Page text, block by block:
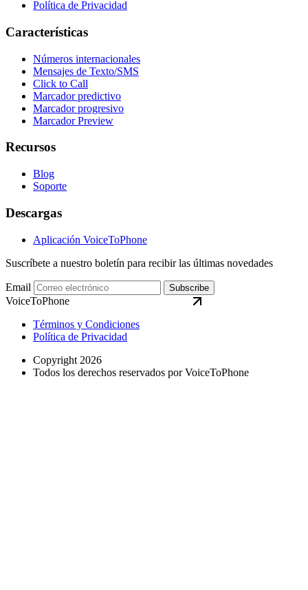
Política de Privacidad
Características
Números internacionales
Mensajes de Texto/SMS
Click to Call
Marcador predictivo
Marcador progresivo
Marcador Preview
Recursos
Blog
Soporte
Descargas
Aplicación VoiceToPhone
Suscríbete a nuestro boletín para recibir las últimas novedades
Email Subscribe
VoiceToPhone
Términos y Condiciones
Política de Privacidad
Copyright 2026
Todos los derechos reservados por VoiceToPhone